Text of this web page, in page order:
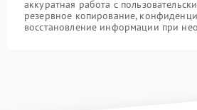
аккуратная работа с
резервное копирование,
восстановление информации при